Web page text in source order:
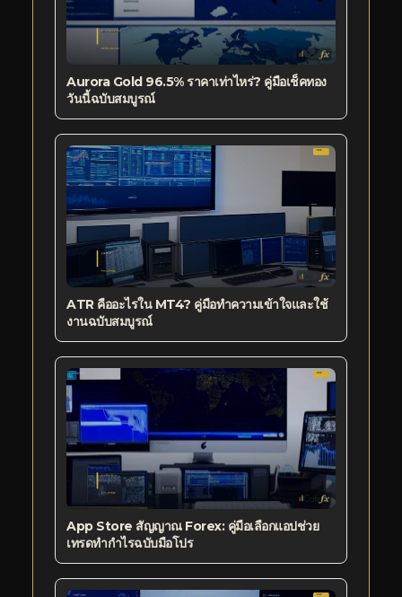
Aurora Gold 96.5% ราคาเท่าไหร่? คู่มือเช็คทอง
วันนี้ฉบับสมบูรณ์
ATR คืออะไรใน MT4? คู่มือทำความเข้าใจและใช้
งานฉบับสมบูรณ์
App Store สัญญาณ Forex: คู่มือเลือกแอปช่วย
เทรดทำกำไรฉบับมือโปร